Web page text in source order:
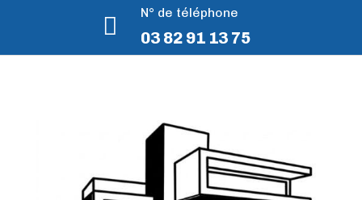
 N° de téléphone
03 82 91 13 75